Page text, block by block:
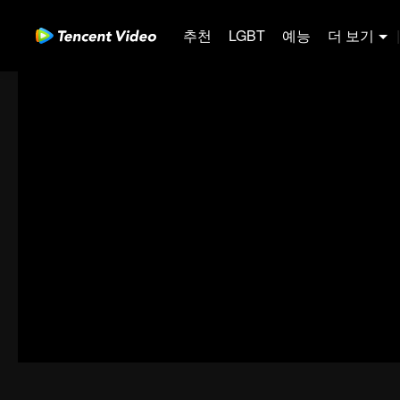
추천 LGBT 예능 더 보기 |